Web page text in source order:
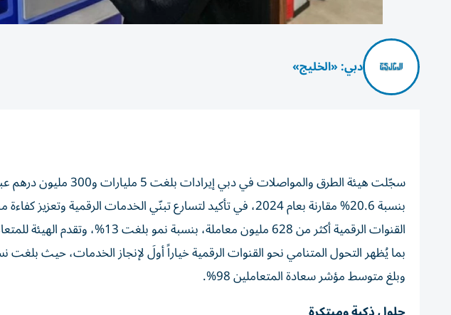
دبي: «الخليج»
بنسبة 20.6% مقارنة بعام 2024، في تأكيد لتسارع تبنّي الخدمات
وبلغ متوسط مؤشر سعادة المتعاملين 98%.